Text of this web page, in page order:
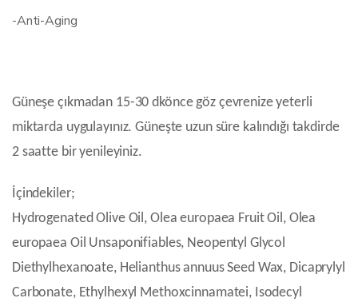
-Anti-Aging
Güneşe çıkmadan 15-30 dkönce göz çevrenize yeterli
miktarda uygulayınız. Güneşte uzun süre kalındığı takdirde
2 saatte bir yenileyiniz.
İçindekiler;
Hydrogenated Olive Oil, Olea europaea Fruit Oil, Olea
europaea Oil Unsaponifiables, Neopentyl Glycol
Diethylhexanoate, Helianthus annuus Seed Wax, Dicaprylyl
Carbonate, Ethylhexyl Methoxcinnamatei, Isodecyl